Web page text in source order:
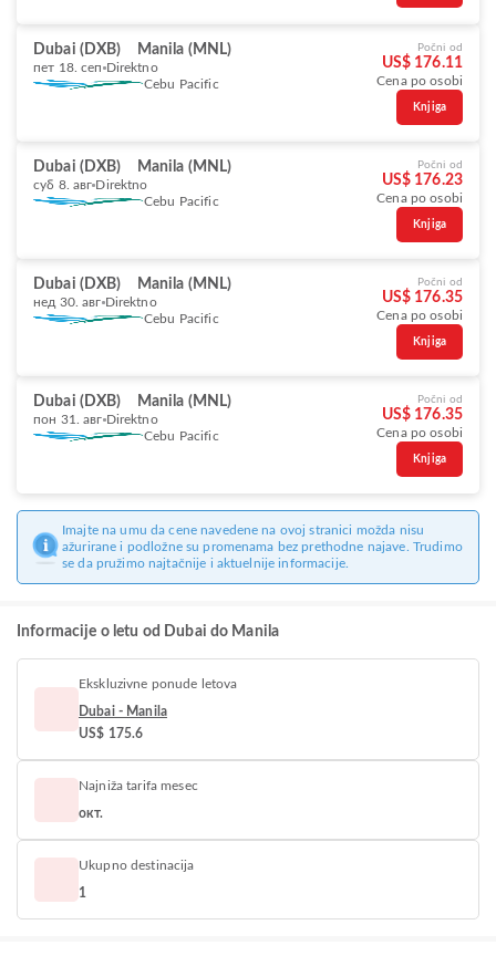
Dubai (DXB) Manila (MNL)
пет 18. сеп Direktno
Cebu Pacific
Počni od
US$ 176.11
Cena po osobi
Knjiga
Dubai (DXB) Manila (MNL)
суб 8. авг Direktno
Cebu Pacific
Počni od
US$ 176.23
Cena po osobi
Knjiga
Dubai (DXB) Manila (MNL)
нед 30. авг Direktno
Cebu Pacific
Počni od
US$ 176.35
Cena po osobi
Knjiga
Dubai (DXB) Manila (MNL)
пон 31. авг Direktno
Cebu Pacific
Počni od
US$ 176.35
Cena po osobi
Knjiga
Imajte na umu da cene navedene na ovoj stranici možda nisu
ažurirane i podložne su promenama bez prethodne najave. Trudimo
se da pružimo najtačnije i aktuelnije informacije.
Informacije o letu od Dubai do Manila
Ekskluzivne ponude letova
Dubai - Manila
US$ 175.6
Najniža tarifa mesec
окт.
Ukupno destinacija
1